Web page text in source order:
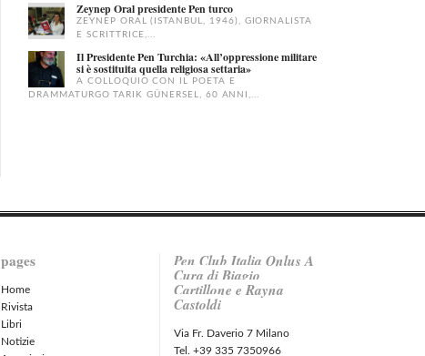
Zeynep Oral presidente Pen turco
ZEYNEP ORAL (ISTANBUL, 1946), GIORNALISTA
E SCRITTRICE,...
Il Presidente Pen Turchia: «All’oppressione militare
si è sostituita quella religiosa settaria»
A COLLOQUIO CON IL POETA E
DRAMMATURGO TARIK GÜNERSEL, 60 ANNI,...
pages
Home
Rivista
Libri
Notizie
Pen Club Italia Onlus A
Cura di Biagio
Cartillone e Rayna
Castoldi
Via Fr. Daverio 7 Milano
Tel. +39 335 7350966